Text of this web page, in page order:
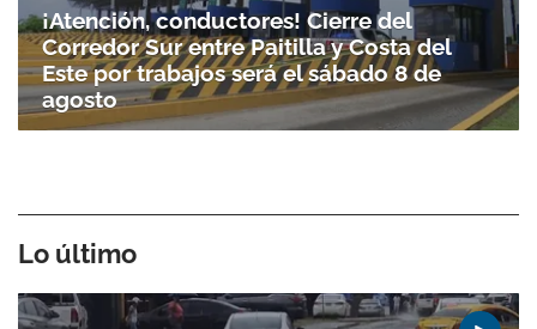
¡Atención, conductores! Cierre del
Corredor Sur entre Paitilla y Costa del
Este por trabajos será el sábado 8 de
agosto
Lo último